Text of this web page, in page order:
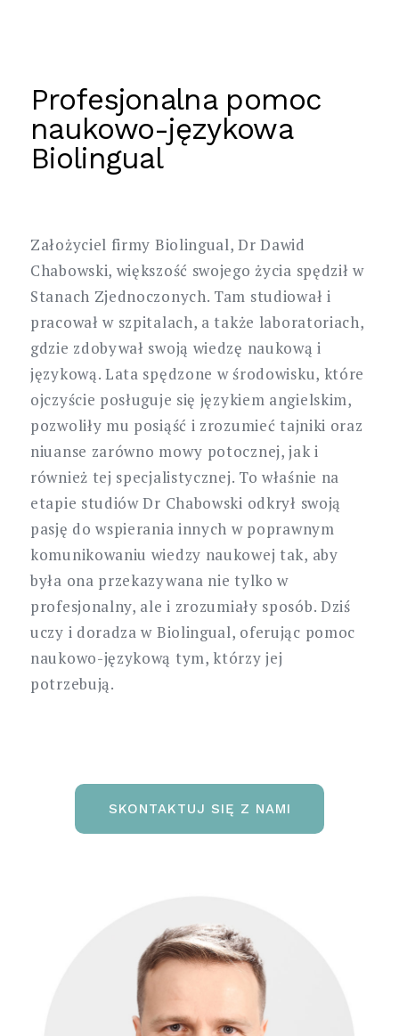
Profesjonalna pomoc
naukowo-językowa
Biolingual
Założyciel firmy Biolingual, Dr Dawid
Chabowski, większość swojego życia spędził w
Stanach Zjednoczonych. Tam studiował i
pracował w szpitalach, a także laboratoriach,
gdzie zdobywał swoją wiedzę naukową i
językową. Lata spędzone w środowisku, które
ojczyście posługuje się językiem angielskim,
pozwoliły mu posiąść i zrozumieć tajniki oraz
niuanse zarówno mowy potocznej, jak i
również tej specjalistycznej. To właśnie na
etapie studiów Dr Chabowski odkrył swoją
pasję do wspierania innych w poprawnym
komunikowaniu wiedzy naukowej tak, aby
była ona przekazywana nie tylko w
profesjonalny, ale i zrozumiały sposób. Dziś
uczy i doradza w Biolingual, oferując pomoc
naukowo-językową tym, którzy jej
potrzebują.
SKONTAKTUJ SIĘ Z NAMI